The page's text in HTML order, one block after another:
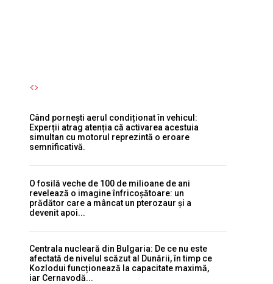
Când pornești aerul condiționat în vehicul:
Experții atrag atenția că activarea acestuia
simultan cu motorul reprezintă o eroare
semnificativă.
O fosilă veche de 100 de milioane de ani
revelează o imagine înfricoșătoare: un
prădător care a mâncat un pterozaur și a
devenit apoi...
Centrala nucleară din Bulgaria: De ce nu este
afectată de nivelul scăzut al Dunării, în timp ce
Kozlodui funcționează la capacitate maximă,
iar Cernavodă...